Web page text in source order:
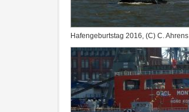
Hafengeburtstag 2016, (C) C. Ahrens